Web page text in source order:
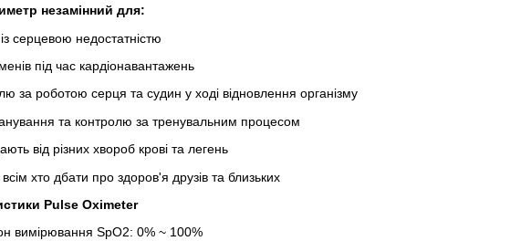
незамінний для:
серцевою недостатністю
під час кардіонавантажень
за роботою серця та судин у ході відновлення організму
та контролю за тренувальним процесом
від різних хвороб крові та легень
хто дбати про здоров'я друзів та близьких
Pulse Oximeter
вимірювання SpO2: 0% ~ 100%